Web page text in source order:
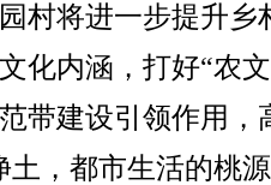
将进一步提升乡
化内涵，打好“农
带建设引领作用，
土，都市生活的桃